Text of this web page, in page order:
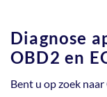
Diagnose
OBD2 en
Bent u op zoek naar